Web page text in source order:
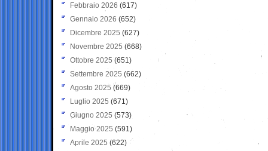
Febbraio 2026 (617)
Gennaio 2026 (652)
Dicembre 2025 (627)
Novembre 2025 (668)
Ottobre 2025 (651)
Settembre 2025 (662)
Agosto 2025 (669)
Luglio 2025 (671)
Giugno 2025 (573)
Maggio 2025 (591)
Aprile 2025 (622)